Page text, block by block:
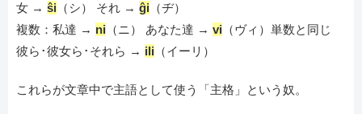
女 → ŝi （シ） それ → ĝi （ヂ）
複数：私達 → ni （ニ） あなた達 → vi （ヴィ）単数と同じ
彼ら･彼女ら･それら → ili （イーリ）
これらが文章中で主語として使う「主格」という奴。